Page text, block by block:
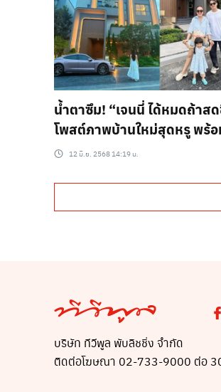
น้ำตาซึม! “เจนนี่ ได้หมดถ้าส
โพสต์ภาพบ้านใหม่สุดหรู พร้
ข้อความสุดสะเทือนใจ
12 มิ.ย. 2568 14:19 น.
บริษัท ทีวีพูล พับลิชชิ่ง จำกัด
ติดต่อโฆษณา 02-733-9000 ต่อ